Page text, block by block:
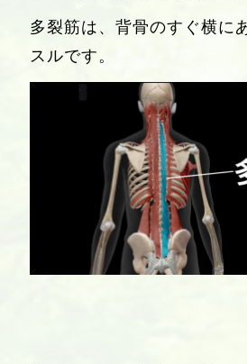
多裂筋は、背骨のすぐ横に
スルです。